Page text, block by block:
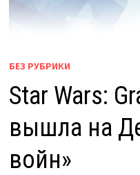
БЕЗ РУБРИКИ
Star Wars:
вышла на
войн»